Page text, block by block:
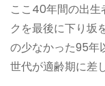
ここ40年間の出生
クを最後に下り坂
の少なかった95年
世代が適齢期に差